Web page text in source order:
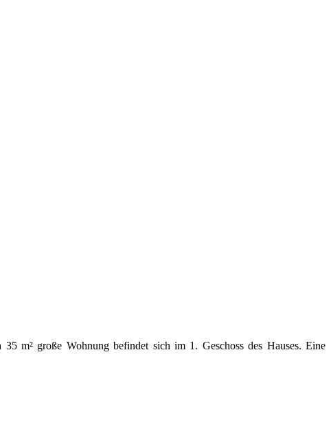
m² große Wohnung befindet sich im 1. Geschoss des Hauses. Eine